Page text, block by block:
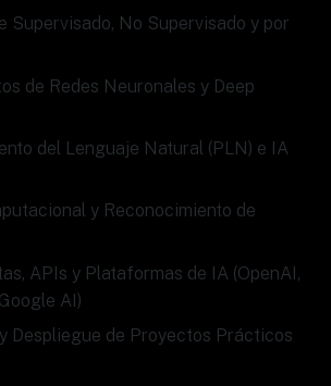
Supervisado, No Supervisado y por
de Redes Neuronales y Deep
del Lenguaje Natural (PLN) e IA
y Reconocimiento de
APIs y Plataformas de IA (OpenAI,
AI)
Despliegue de Proyectos Prácticos